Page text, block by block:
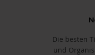
Die besten
und